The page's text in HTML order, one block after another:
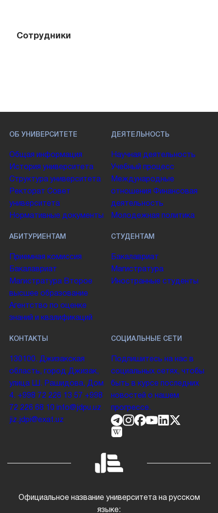
Сотрудники
ОБ УНИВЕРСИТЕТЕ
Общая информация
История университета
Структура университета
Ректорат Совет
университета
Нормативные документы
ДЕЯТЕЛЬНОСТЬ
Научная деятельность
Учебный процесс
Международные
отношения Финансовая
деятельность
Молодежная политика
АБИТУРИЕНТАМ
Приемная комиссия
Бакалавриат
Магистратура Второе
высшее образование
Агентство по оценке
знаний и квалификаций
СТУДЕНТАМ
Бакалавриат
Магистратура
Иностранные студенты
КОНТАКТЫ
130100. Джизакская
область, город Джизак,
улица Ш. Рашидова, Дом
4. +998 72 226 13 57 +998
72 226 68 10
info@jdpu.uz
jiz.jdpi@exat.uz
СОЦИАЛЬНЫЕ СЕТИ
Подпишитесь на нас в
социальных сетях, чтобы
быть в курсе последних
новостей о нашем
прогрессе.
Официальное название университета на русском
языке: